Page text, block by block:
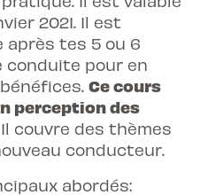
2021. Il est
après tes 5 ou 6
conduite pour en
Ce cours
perception des
Il couvre des thèmes
conducteur.
abordés: